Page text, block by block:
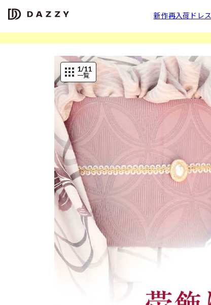
新作再入荷 ドレス
1/11
一覧